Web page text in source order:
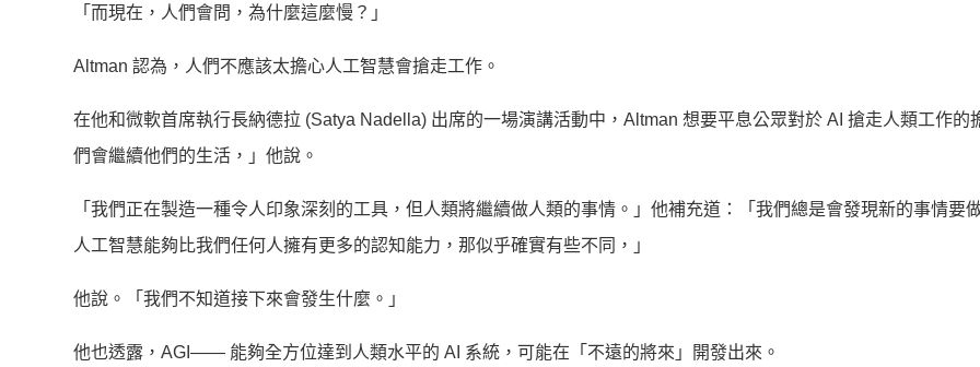
「⽽現在，⼈們會問，為什麼這麼慢？」
Altman 認為，人們不應該太擔心人工智慧會搶走工作。
在他和微軟首席執行長納德拉 (Satya Nadella) 出席的一場演講活動中，Altman 想要平息公眾對於 AI 搶走人類工作的
們會繼續他們的生活，」他說。
「我們正在製造一種令人印象深刻的工具，但人類將繼續做人類的事情。」他補充道：「我們總是會發現新的事情要
人工智慧能夠比我們任何人擁有更多的認知能力，那似乎確實有些不同，」
他說。「我們不知道接下來會發生什麼。」
他也透露，AGI—— 能夠全方位達到人類水平的 AI 系統，可能在「不遠的將來」開發出來。